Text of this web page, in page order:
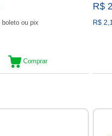
no boleto ou pix
Comprar
R$
R$